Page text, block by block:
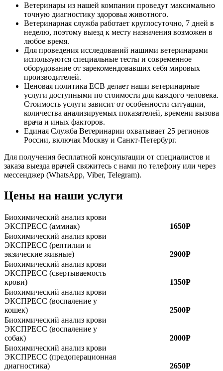
Ветеринары из нашей компании проведут максимально
точную диагностику здоровья животного.
Ветеринарная служба работает круглосуточно, 7 дней в
неделю, поэтому выезд к месту назначения возможен в
любое время.
Для проведения исследований нашими ветеринарами
используются специальные тесты и современное
оборудование от зарекомендовавших себя мировых
производителей.
Ценовая политика ЕСВ делает наши ветеринарные
услуги доступными по стоимости для каждого человека.
Стоимость услуги зависит от особенности ситуации,
количества анализируемых показателей, времени вызова
врача и иных факторов.
Единая Служба Ветеринарии охватывает 25 регионов
России, включая Москву и Санкт-Петербург.
Для получения бесплатной консультации от специалистов и
заказа выезда врачей свяжитесь с нами по телефону или через
мессенджер (WhatsApp, Viber, Telegram).
Цены на наши услуги
Биохимический анализ крови
ЭКСПРЕСС (аммиак)
1650Р
Биохимический анализ крови
ЭКСПРЕСС (рептилии и
экзические живные)
2900Р
Биохимический анализ крови
ЭКСПРЕСС (свертываемость
крови)
1350Р
Биохимический анализ крови
ЭКСПРЕСС (воспаление у
кошек)
2500Р
Биохимический анализ крови
ЭКСПРЕСС (воспаление у
собак)
2000Р
Биохимический анализ крови
ЭКСПРЕСС (предоперационная
диагностика)
2650Р